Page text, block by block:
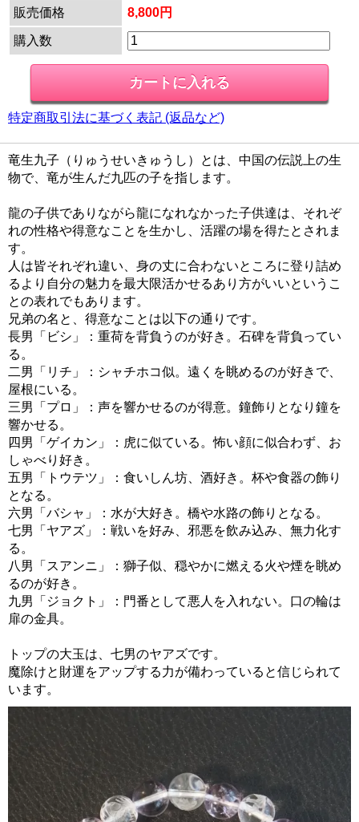
販売価格
8,800円
購入数
特定商取引法に基づく表記 (返品など)
竜生九子（りゅうせいきゅうし）とは、中国の伝説上の生
物で、竜が生んだ九匹の子を指します。
龍の子供でありながら龍になれなかった子供達は、それぞ
れの性格や得意なことを生かし、活躍の場を得たとされま
す。
人は皆それぞれ違い、身の丈に合わないところに登り詰め
るより自分の魅力を最大限活かせるあり方がいいというこ
との表れでもあります。
兄弟の名と、得意なことは以下の通りです。
長男「ビシ」：重荷を背負うのが好き。石碑を背負ってい
る。
二男「リチ」：シャチホコ似。遠くを眺めるのが好きで、
屋根にいる。
三男「プロ」：声を響かせるのが得意。鐘飾りとなり鐘を
響かせる。
四男「ゲイカン」：虎に似ている。怖い顔に似合わず、お
しゃべり好き。
五男「トウテツ」：食いしん坊、酒好き。杯や食器の飾り
となる。
六男「バシャ」：水が大好き。橋や水路の飾りとなる。
七男「ヤアズ」：戦いを好み、邪悪を飲み込み、無力化す
る。
八男「スアンニ」：獅子似、穏やかに燃える火や煙を眺め
るのが好き。
九男「ジョクト」：門番として悪人を入れない。口の輪は
扉の金具。
トップの大玉は、七男のヤアズです。
魔除けと財運をアップする力が備わっていると信じられて
います。